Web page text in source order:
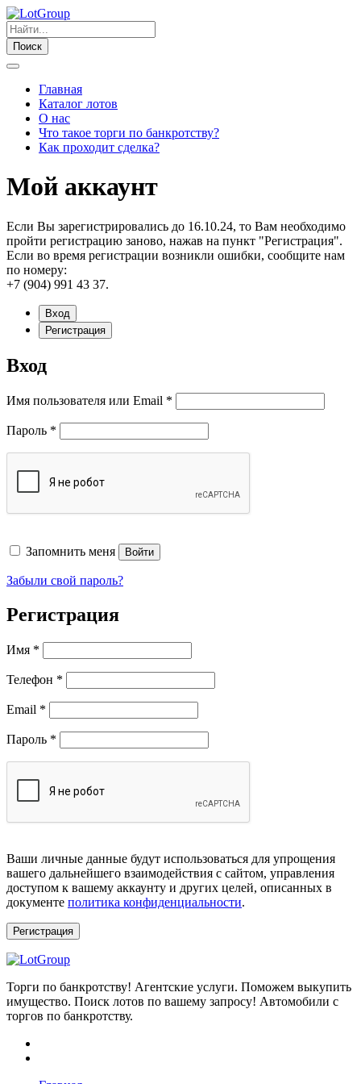
Поиск
Главная
Каталог лотов
О нас
Что такое торги по банкротству?
Как проходит сделка?
Мой аккаунт
Если Вы зарегистрировались до 16.10.24, то Вам необходимо
пройти регистрацию заново, нажав на пункт "Регистрация".
Если во время регистрации возникли ошибки, сообщите нам
по номеру:
+7 (904) 991 43 37.
Вход
Регистрация
Вход
Имя пользователя или Email *
Пароль *
Запомнить меня Войти
Забыли свой пароль?
Регистрация
Имя *
Телефон *
Email *
Пароль *
Ваши личные данные будут использоваться для упрощения
вашего дальнейшего взаимодействия с сайтом, управления
доступом к вашему аккаунту и других целей, описанных в
документе политика конфиденциальности.
Регистрация
Торги по банкротству! Агентские услуги. Поможем выкупить
имущество. Поиск лотов по вашему запросу! Автомобили с
торгов по банкротству.